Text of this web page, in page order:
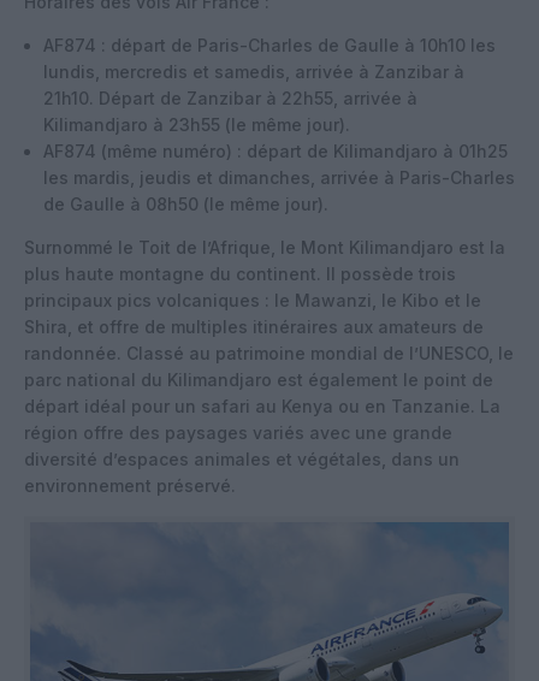
AF874 : départ de Paris-Charles de Gaulle à 10h10 les
lundis, mercredis et samedis, arrivée à Zanzibar à
21h10. Départ de Zanzibar à 22h55, arrivée à
Kilimandjaro à 23h55 (le même jour).
AF874 (même numéro) : départ de Kilimandjaro à 01h25
les mardis, jeudis et dimanches, arrivée à Paris-Charles
de Gaulle à 08h50 (le même jour).
Surnommé le Toit de l’Afrique, le Mont Kilimandjaro est la
plus haute montagne du continent. Il possède trois
principaux pics volcaniques : le Mawanzi, le Kibo et le
Shira, et offre de multiples itinéraires aux amateurs de
randonnée. Classé au patrimoine mondial de l’UNESCO, le
parc national du Kilimandjaro est également le point de
départ idéal pour un safari au Kenya ou en Tanzanie. La
région offre des paysages variés avec une grande
diversité d’espaces animales et végétales, dans un
environnement préservé.